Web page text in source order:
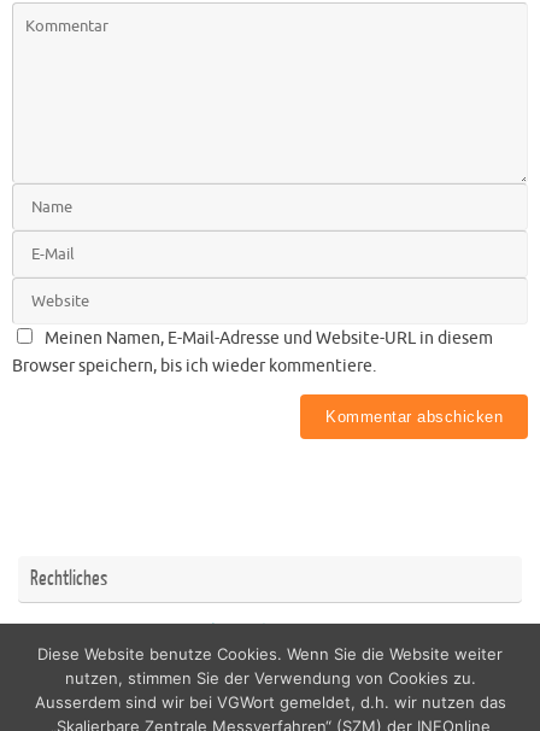
Meinen Namen, E-Mail-Adresse und Website-URL in diesem
Browser speichern, bis ich wieder kommentiere.
Rechtliches
Impressum Datenschutzerklärung
Diese Website benutze Cookies. Wenn Sie die Website weiter
nutzen, stimmen Sie der Verwendung von Cookies zu.
Ausserdem sind wir bei VGWort gemeldet, d.h. wir nutzen das
„Skalierbare Zentrale Messverfahren“ (SZM) der INFOnline